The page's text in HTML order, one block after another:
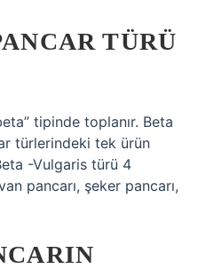
TÜRÜ
tipinde toplanır. Beta
türlerindeki tek ürün
-Vulgaris türü 4
pancarı, şeker pancarı,